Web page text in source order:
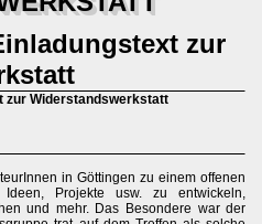
zur
zur Widerstandswerkstatt
in Göttingen zu einem offenen
Projekte usw. zu entwickeln,
und mehr. Das Besondere war der